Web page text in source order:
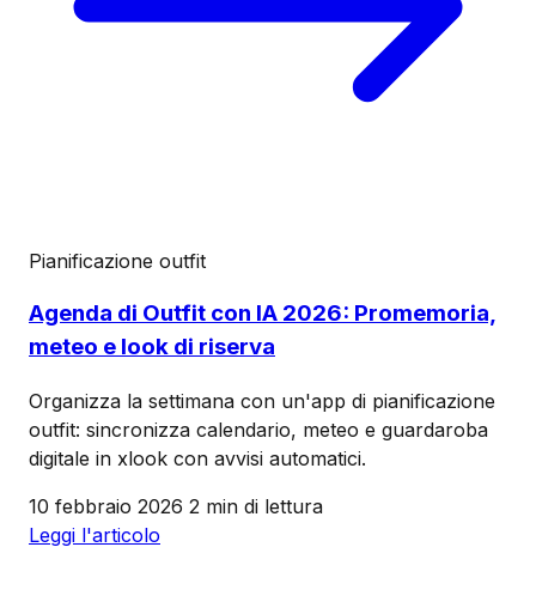
Pianificazione outfit
Agenda di Outfit con IA 2026: Promemoria,
meteo e look di riserva
Organizza la settimana con un'app di pianificazione
outfit: sincronizza calendario, meteo e guardaroba
digitale in xlook con avvisi automatici.
10 febbraio 2026 2 min di lettura
Leggi l'articolo